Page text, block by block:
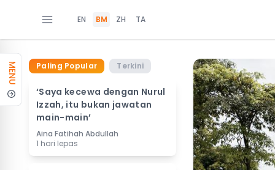
EN BM ZH TA
MENU Paling Popular Terkini
‘Saya kecewa dengan Nurul
Izzah, itu bukan jawatan
main-main’
Aina Fatihah Abdullah
1 hari lepas